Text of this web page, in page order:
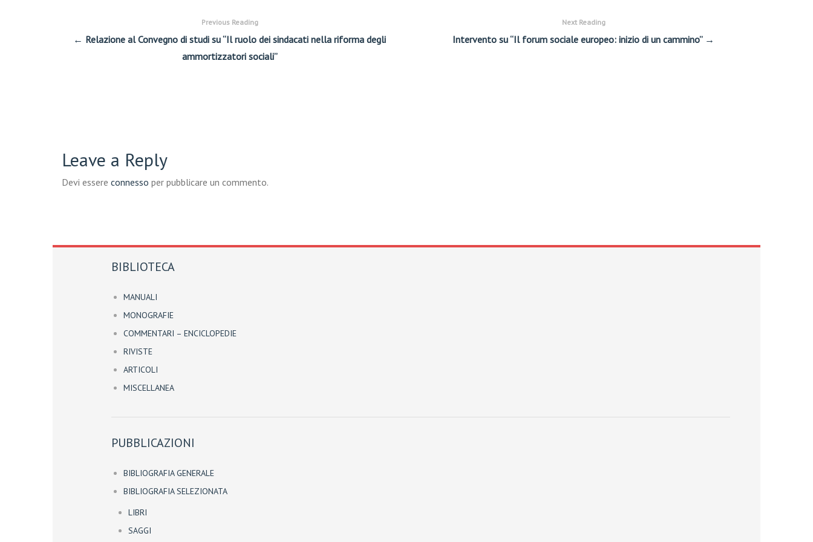
Previous Reading
← Relazione al Convegno di studi su “Il ruolo dei sindacati nella riforma degli
ammortizzatori sociali”
Next Reading
Intervento su “Il forum sociale europeo: inizio di un cammino” →
Leave a Reply
Devi essere connesso per pubblicare un commento.
BIBLIOTECA
MANUALI
MONOGRAFIE
COMMENTARI – ENCICLOPEDIE
RIVISTE
ARTICOLI
MISCELLANEA
PUBBLICAZIONI
BIBLIOGRAFIA GENERALE
BIBLIOGRAFIA SELEZIONATA
LIBRI
SAGGI